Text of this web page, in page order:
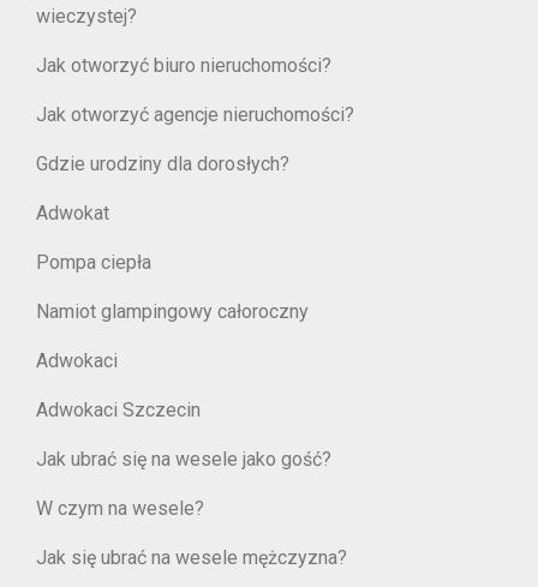
wieczystej?
Jak otworzyć biuro nieruchomości?
Jak otworzyć agencje nieruchomości?
Gdzie urodziny dla dorosłych?
Adwokat
Pompa ciepła
Namiot glampingowy całoroczny
Adwokaci
Adwokaci Szczecin
Jak ubrać się na wesele jako gość?
W czym na wesele?
Jak się ubrać na wesele mężczyzna?